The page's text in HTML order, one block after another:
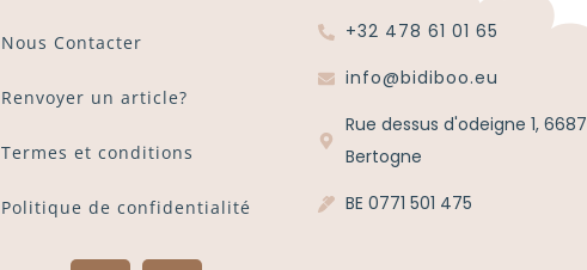
Nous Contacter
Renvoyer un article?
Termes et conditions
Politique de confidentialité
+32 478 61 01 65
info@bidiboo.eu
Rue dessus d'odeigne 1, 6687
Bertogne
BE 0771 501 475